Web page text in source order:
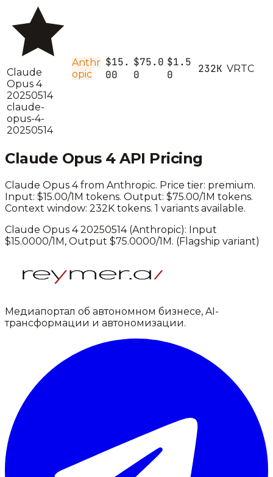
Claude
Opus 4
20250514
claude-
opus-4-
20250514
Anthr
opic
$15.
00
$75.0
0
$1.5
0
232K VRTC
Claude Opus 4API Pricing
Claude Opus 4from Anthropic. Price tier: premium.
Input: $15.00/1M tokens. Output: $75.00/1M tokens.
Context window: 232K tokens. 1 variants available.
Claude Opus 4 20250514(Anthropic): Input
$15.0000/1M, Output $75.0000/1M. (Flagship variant)
Медиапортал об автономном бизнесе, AI-
трансформации и автономизации.